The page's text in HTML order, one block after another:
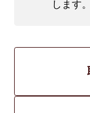
します